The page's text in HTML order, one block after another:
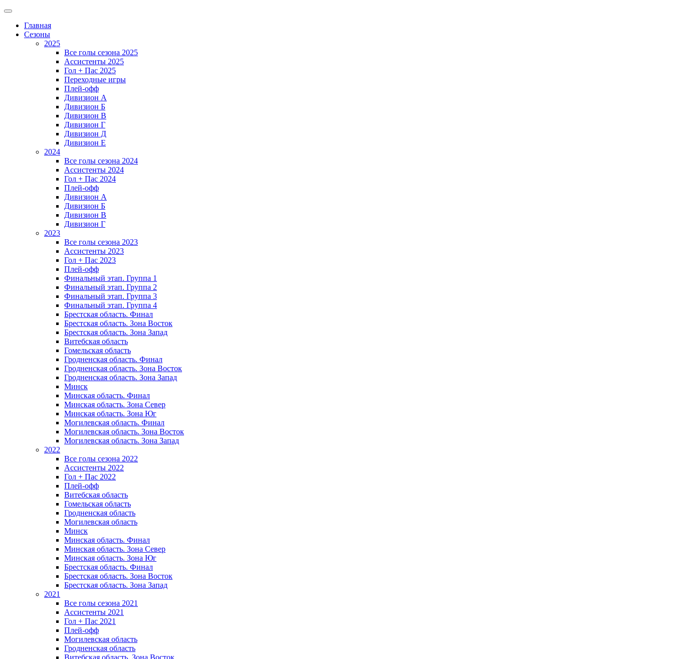
Главная
Сезоны
2025
Все голы сезона 2025
Ассистенты 2025
Гол + Пас 2025
Переходные игры
Плей-офф
Дивизион A
Дивизион Б
Дивизион В
Дивизион Г
Дивизион Д
Дивизион Е
2024
Все голы сезона 2024
Ассистенты 2024
Гол + Пас 2024
Плей-офф
Дивизион A
Дивизион Б
Дивизион В
Дивизион Г
2023
Все голы сезона 2023
Ассистенты 2023
Гол + Пас 2023
Плей-офф
Финальный этап. Группа 1
Финальный этап. Группа 2
Финальный этап. Группа 3
Финальный этап. Группа 4
Брестская область. Финал
Брестская область. Зона Восток
Брестская область. Зона Запад
Витебская область
Гомельская область
Гродненская область. Финал
Гродненская область. Зона Восток
Гродненская область. Зона Запад
Минск
Минская область. Финал
Минская область. Зона Север
Минская область. Зона Юг
Могилевская область. Финал
Могилевская область. Зона Восток
Могилевская область. Зона Запад
2022
Все голы сезона 2022
Ассистенты 2022
Гол + Пас 2022
Плей-офф
Витебская область
Гомельская область
Гродненская область
Могилевская область
Минск
Mинская область. Финал
Минская область. Зона Север
Минская область. Зона Юг
Брестская область. Финал
Брестская область. Зона Восток
Брестская область. Зона Запад
2021
Все голы сезона 2021
Ассистенты 2021
Гол + Пас 2021
Плей-офф
Могилевская область
Гродненская область
Витебская область. Зона Восток